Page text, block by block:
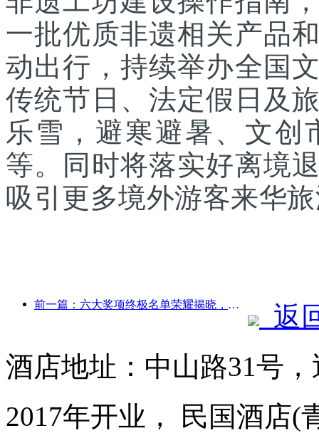
一批优质非遗相关产品
动出行，持续举办全国
传统节日、法定假日及
乐雪，避寒避暑、文创
等。同时将落实好离境
吸引更多境外游客来华
前一篇：六大奖项终极名单荣耀揭晓，百余酒店及企业斩获年度奖项！
返
酒店地址：中山路31号
2017年开业， 民国酒